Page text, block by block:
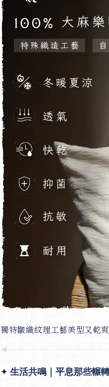
獨特皺織紋理工藝美型又乾
✦ 生活共鳴｜平息那些輾